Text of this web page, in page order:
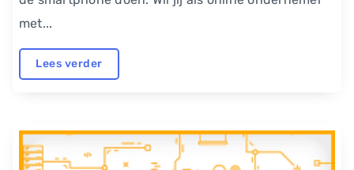
met...
Lees verder